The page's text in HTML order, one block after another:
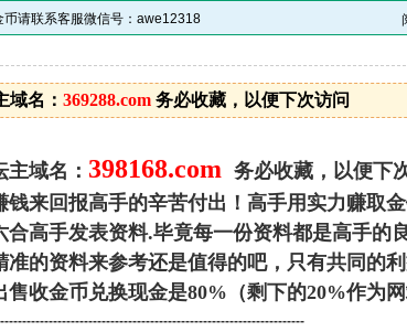
请联系客服微信号：awe12318
域名： 369288.com 务必收藏，以便下次访问
域名： 398168.com 务必收藏，以便下
钱来回报高手的辛苦付出！高手用实力赚取
合高手发表资料.毕竟每一份资料都是高手的
准的资料来参考还是值得的吧，只有共同的
售收金币兑换现金是80%（剩下的20%作为